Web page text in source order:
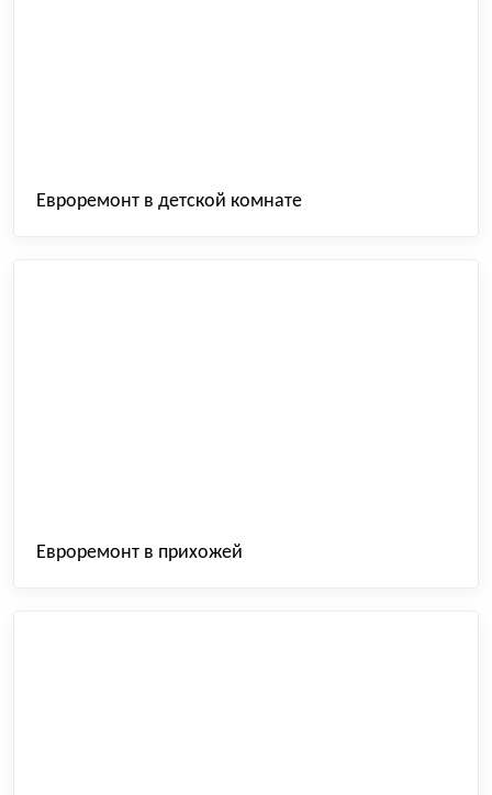
Евроремонт в детской комнате
Евроремонт в прихожей